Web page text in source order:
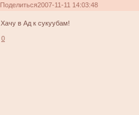
Поделиться2007-11-11 14:03:48
Хачу в Ад к сукуубам!
0